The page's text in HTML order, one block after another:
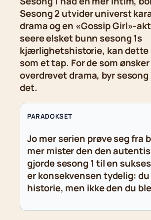
Sesong 2 utvider universt
drama og en «Gossip Girl»-
seere elsket bunn sesong 1s
kjærlighetshistorie, kan
som et tap. For de som
overdrevet drama, byr
det.
PARADOKSET
Jo mer serien prøve seg fra
mer mister den den
gjorde sesong 1 til en
er konsekvensen tydelig:
historie, men ikke den du